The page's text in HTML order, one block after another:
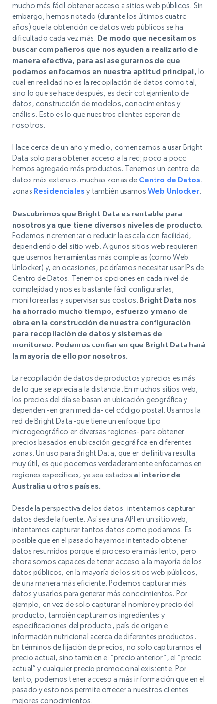
mucho más fácil obtener acceso a sitios web públicos. Sin
embargo, hemos notado (durante los últimos cuatro
años) que la obtención de datos web públicos se ha
dificultado cada vez más. De modo que necesitamos
buscar compañeros que nos ayuden a realizarlo de
manera efectiva, para así asegurarnos de que
podamos enfocarnos en nuestra aptitud principal, lo
cual en realidad no es la recopilación de datos como tal,
sino lo que se hace después, es decir cotejamiento de
datos, construcción de modelos, conocimientos y
análisis. Esto es lo que nuestros clientes esperan de
nosotros.
Hace cerca de un año y medio, comenzamos a usar Bright
Data solo para obtener acceso a la red; poco a poco
hemos agregado más productos. Tenemos un centro de
datos más extenso, muchas zonas de Centro de Datos,
zonas Residenciales y también usamos Web Unlocker.
Descubrimos que Bright Data es rentable para
nosotros ya que tiene diversos niveles de producto.
Podemos incrementar o reducir la escala con facilidad,
dependiendo del sitio web. Algunos sitios web requieren
que usemos herramientas más complejas (como Web
Unlocker) y, en ocasiones, podríamos necesitar usar IPs de
Centro de Datos. Tenemos opciones en cada nivel de
complejidad y nos es bastante fácil configurarlas,
monitorearlas y supervisar sus costos. Bright Data nos
ha ahorrado mucho tiempo, esfuerzo y mano de
obra en la construcción de nuestra configuración
para recopilación de datos y sistemas de
monitoreo. Podemos confiar en que Bright Data hará
la mayoría de ello por nosotros.
La recopilación de datos de productos y precios es más
de lo que se aprecia a la distancia. En muchos sitios web,
los precios del día se basan en ubicación geográfica y
dependen -en gran medida- del código postal. Usamos la
red de Bright Data -que tiene un enfoque tipo
microgeográfico en diversas regiones- para obtener
precios basados en ubicación geográfica en diferentes
zonas. Un uso para Bright Data, que en definitiva resulta
muy útil, es que podemos verdaderamente enfocarnos en
regiones específicas, ya sea estados al interior de
Australia u otros países.
Desde la perspectiva de los datos, intentamos capturar
datos desde la fuente. Así sea una API en un sitio web,
intentamos capturar tantos datos como podamos. Es
posible que en el pasado hayamos intentado obtener
datos resumidos porque el proceso era más lento, pero
ahora somos capaces de tener acceso a la mayoría de los
datos públicos, en la mayoría de los sitios web públicos,
de una manera más eficiente. Podemos capturar más
datos y usarlos para generar más conocimientos. Por
ejemplo, en vez de solo capturar el nombre y precio del
producto, también capturamos ingredientes y
especificaciones del producto, país de origen e
información nutricional acerca de diferentes productos.
En términos de fijación de precios, no solo capturamos el
precio actual, sino también el “precio anterior”, el “precio
actual” y cualquier precio promocional existente. Por
tanto, podemos tener acceso a más información que en el
pasado y esto nos permite ofrecer a nuestros clientes
mejores conocimientos.